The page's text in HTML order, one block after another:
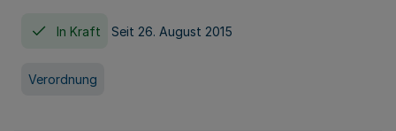
In Kraft Seit 26. August 2015
Verordnung